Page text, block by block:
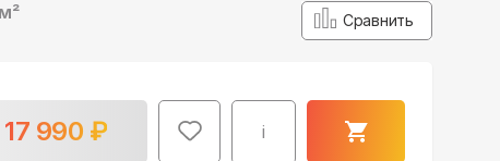
Сравнить
17 990 ₽ i